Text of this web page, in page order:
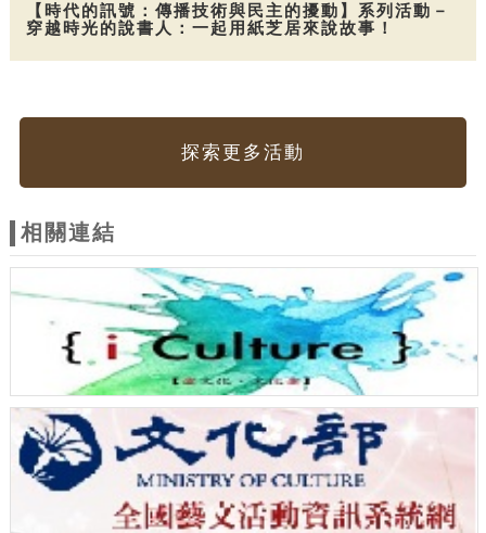
【時代的訊號：傳播技術與民主的擾動】系列活動－
穿越時光的說書人：一起用紙芝居來說故事！
探索更多活動
相關連結